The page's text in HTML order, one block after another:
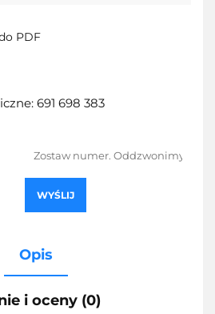
PDF
691 698 383
WYŚLIJ
Opis
i oceny (0)